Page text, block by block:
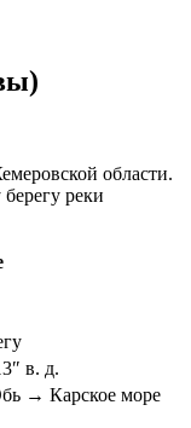
области.
реки
в. д.
→ Карское море